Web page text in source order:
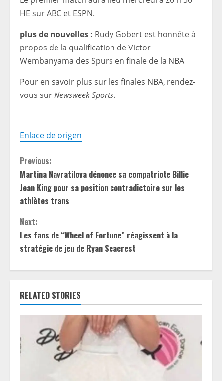
HE sur ABC et ESPN.
plus de nouvelles : Rudy Gobert est honnête à
propos de la qualification de Victor
Wembanyama des Spurs en finale de la NBA
Pour en savoir plus sur les finales NBA, rendez-
vous surNewsweek Sports.
Enlace de origen
C
o
n
t
i
n
u
e
e
Previous:
Martina Navratilova dénonce sa compatriote Billie
Jean King pour sa position contradictoire sur les
athlètes trans
Next:
Les fans de “Wheel of Fortune” réagissent à la
stratégie de jeu de Ryan Seacrest
RELATED STORIES